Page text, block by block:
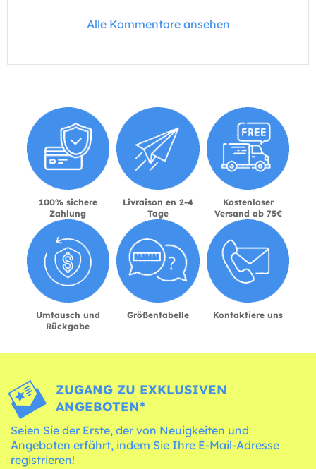
Alle Kommentare ansehen
100% sichere
Zahlung
Livraison en 2-4
Tage
Kostenloser
Versand ab 75€
Umtausch und
Rückgabe
Größentabelle Kontaktiere uns
ZUGANG ZU EXKLUSIVEN
ANGEBOTEN*
Seien Sie der Erste, der von Neuigkeiten und
Angeboten erfährt, indem Sie Ihre E-Mail-Adresse
registrieren!